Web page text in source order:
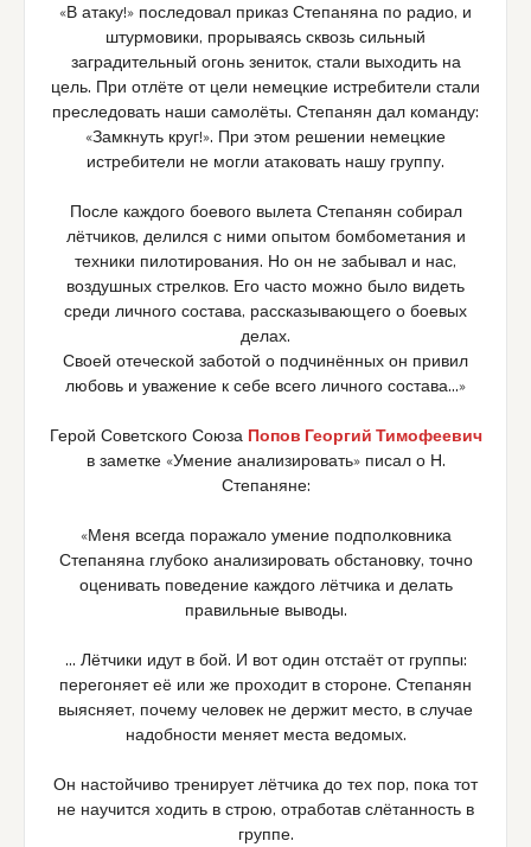
«В атаку!» последовал приказ Степаняна по радио, и
штурмовики, прорываясь сквозь сильный
заградительный огонь зениток, стали выходить на
цель. При отлёте от цели немецкие истребители стали
преследовать наши самолёты. Степанян дал команду:
«Замкнуть круг!». При этом решении немецкие
истребители не могли атаковать нашу группу.
После каждого боевого вылета Степанян собирал
лётчиков, делился с ними опытом бомбометания и
техники пилотирования. Но он не забывал и нас,
воздушных стрелков. Его часто можно было видеть
среди личного состава, рассказывающего о боевых
делах.
Своей отеческой заботой о подчинённых он привил
любовь и уважение к себе всего личного состава…»
Герой Советского Союза Попов Георгий Тимофеевич
в заметке «Умение анализировать» писал о Н.
Степаняне:
«Меня всегда поражало умение подполковника
Степаняна глубоко анализировать обстановку, точно
оценивать поведение каждого лётчика и делать
правильные выводы.
… Лётчики идут в бой. И вот один отстаёт от группы:
перегоняет её или же проходит в стороне. Степанян
выясняет, почему человек не держит место, в случае
надобности меняет места ведомых.
Он настойчиво тренирует лётчика до тех пор, пока тот
не научится ходить в строю, отработав слётанность в
группе.